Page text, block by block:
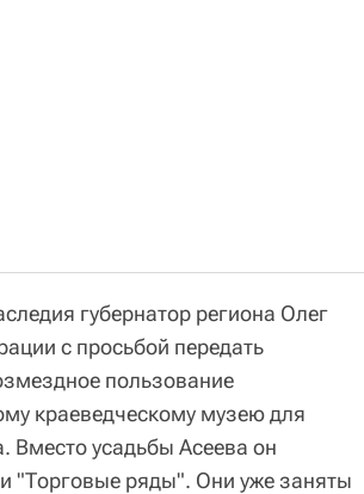
губернатор региона Олег
с просьбой передать
пользование
краеведческому музею для
Вместо усадьбы Асеева он
"Торговые ряды". Они уже заняты